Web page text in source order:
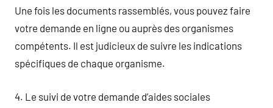
Une fois les documents rassemblés, vous pouvez faire
votre demande en ligne ou auprès des organismes
compétents. Il est judicieux de suivre les indications
spécifiques de chaque organisme.
4. Le suivi de votre demande d’aides sociales